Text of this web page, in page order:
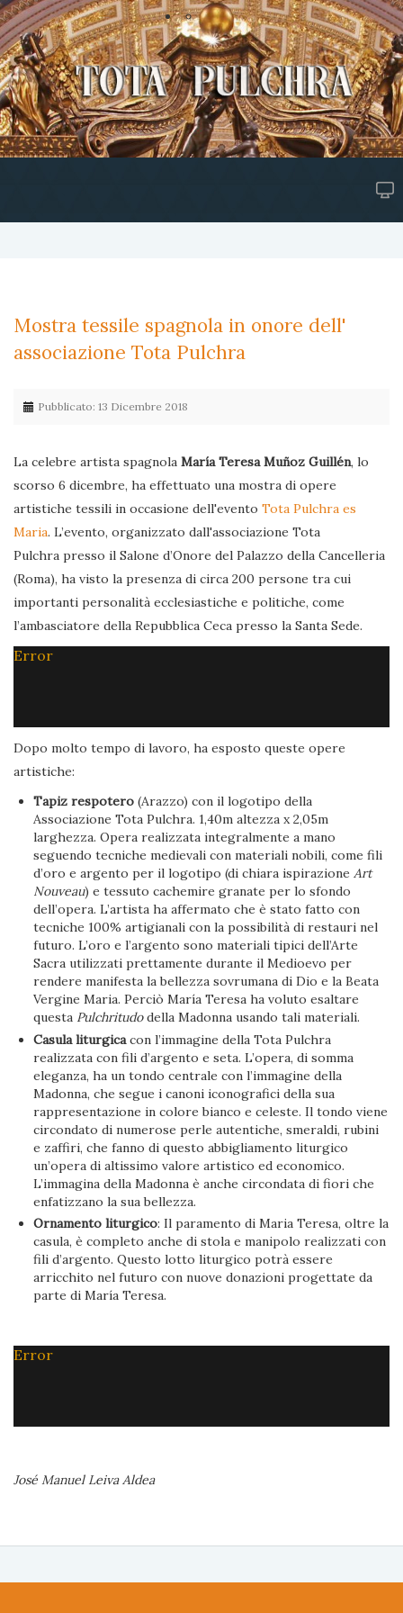
Mostra tessile spagnola in onore dell'
associazione Tota Pulchra
Pubblicato: 13 Dicembre 2018
La celebre artista spagnola María Teresa Muñoz Guillén, lo
scorso 6 dicembre, ha effettuato una mostra di opere
artistiche tessili in occasione dell'evento Tota Pulchra es
Maria. L’evento, organizzato dall'associazione Tota
Pulchra presso il Salone d’Onore del Palazzo della Cancelleria
(Roma), ha visto la presenza di circa 200 persone tra cui
importanti personalità ecclesiastiche e politiche, come
l’ambasciatore della Repubblica Ceca presso la Santa Sede.
Error
Dopo molto tempo di lavoro, ha esposto queste opere
artistiche:
Tapiz respotero (Arazzo) con il logotipo della
Associazione Tota Pulchra. 1,40m altezza x 2,05m
larghezza. Opera realizzata integralmente a mano
seguendo tecniche medievali con materiali nobili, come fili
d’oro e argento per il logotipo (di chiara ispirazioneArt
Nouveau) e tessuto cachemire granate per lo sfondo
dell’opera. L’artista ha affermato che è stato fatto con
tecniche 100% artigianali con la possibilità di restauri nel
futuro. L’oro e l’argento sono materiali tipici dell’Arte
Sacra utilizzati prettamente durante il Medioevo per
rendere manifesta la bellezza sovrumana di Dio e la Beata
Vergine Maria. Perciò María Teresa ha voluto esaltare
questa Pulchritudodella Madonna usando tali materiali.
Casula liturgicacon l’immagine della Tota Pulchra
realizzata con fili d’argento e seta. L’opera, di somma
eleganza, ha un tondo centrale con l’immagine della
Madonna, che segue i canoni iconografici della sua
rappresentazione in colore bianco e celeste. Il tondo viene
circondato di numerose perle autentiche, smeraldi, rubini
e zaffiri, che fanno di questo abbigliamento liturgico
un’opera di altissimo valore artistico ed economico.
L’immagina della Madonna è anche circondata di fiori che
enfatizzano la sua bellezza.
Ornamento liturgico: Il paramento di Maria Teresa, oltre la
casula, è completo anche di stola e manipolo realizzati con
fili d’argento. Questo lotto liturgico potrà essere
arricchito nel futuro con nuove donazioni progettate da
parte di María Teresa.
Error
José Manuel Leiva Aldea